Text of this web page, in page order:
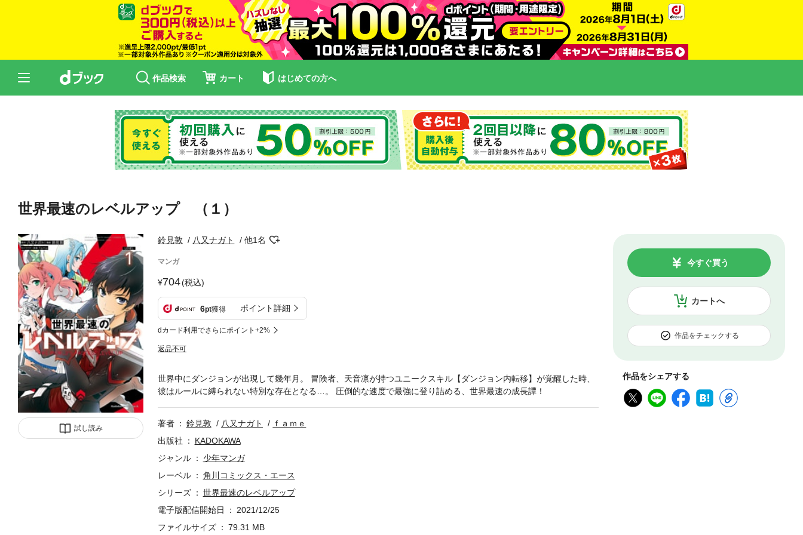
作品検索 カート はじめての方へ
世界最速のレベルアップ （１）
試し読み
鈴見敦 八又ナガト 他1名
マンガ
704(税込)
6pt獲得 ポイント詳細
dカード利用でさらにポイント+2%
返品不可
カートへ
今すぐ買う
作品をチェックする
作品をシェアする
世界中にダンジョンが出現して幾年月。 冒険者、天音凛が持つユニークスキル【ダンジョン内転移】が覚醒した時、
彼はルールに縛られない特別な存在となる…。 圧倒的な速度で最強に登り詰める、世界最速の成長譚！
著者 鈴見敦 八又ナガト
ｆａｍｅ
出版社
KADOKAWA
ジャンル
少年マンガ
レーベル
角川コミックス・エース
シリーズ
世界最速のレベルアップ
電子版配信開始日
2021/12/25
ファイルサイズ
79.31 MB